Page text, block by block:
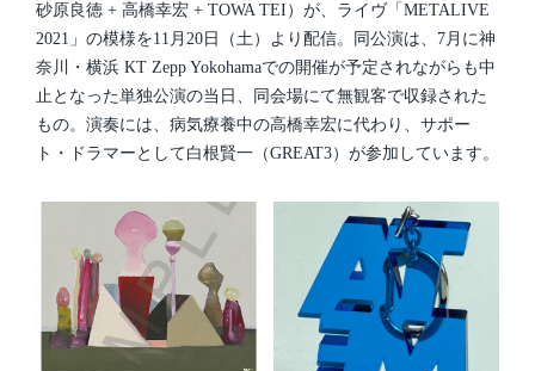
n
砂原良徳 + 高橋幸宏 + TOWA TEI）が、ライヴ「METALIVE
2021」の模様を11月20日（土）より配信。同公演は、7月に神
奈川・横浜 KT Zepp Yokohamaでの開催が予定されながらも中
止となった単独公演の当日、同会場にて無観客で収録された
もの。演奏には、病気療養中の高橋幸宏に代わり、サポー
ト・ドラマーとして白根賢一（GREAT3）が参加しています。